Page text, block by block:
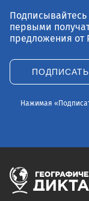
первыми
предложения от
Нажимая